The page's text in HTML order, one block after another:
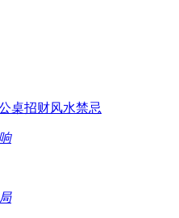
桌招财风水禁忌